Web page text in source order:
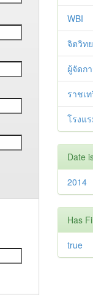
WBI
จิตวิท
ผู้จัดก
ราชเ
โรงแ
Date
2014
Has
true